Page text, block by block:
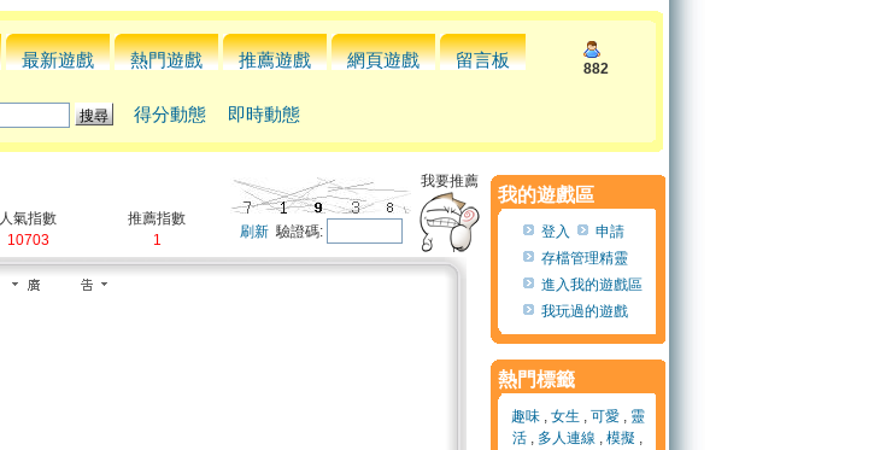
最新遊戲 熱門遊戲 推薦遊戲 網頁遊戲 留言板 882
得分動態 即時動態
人氣指數
10703
推薦指數
1
刷新驗證碼:
我要推薦
我的遊戲區
登入
申請
存檔管理精靈
進入我的遊戲區
我玩過的遊戲
熱門標籤
趣味, 女生 , 可愛, 靈
活 , 多人連線 , 模擬 ,